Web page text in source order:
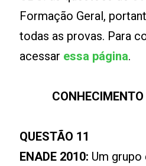
Formação Geral,
todas as provas. Para
acessar essa página.
QUESTÃO 11
ENADE 2010: Um